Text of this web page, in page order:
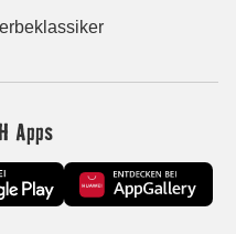
Apps